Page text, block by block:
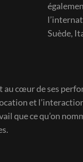
Suède,
au cœur de ses
et
que ce qu’on